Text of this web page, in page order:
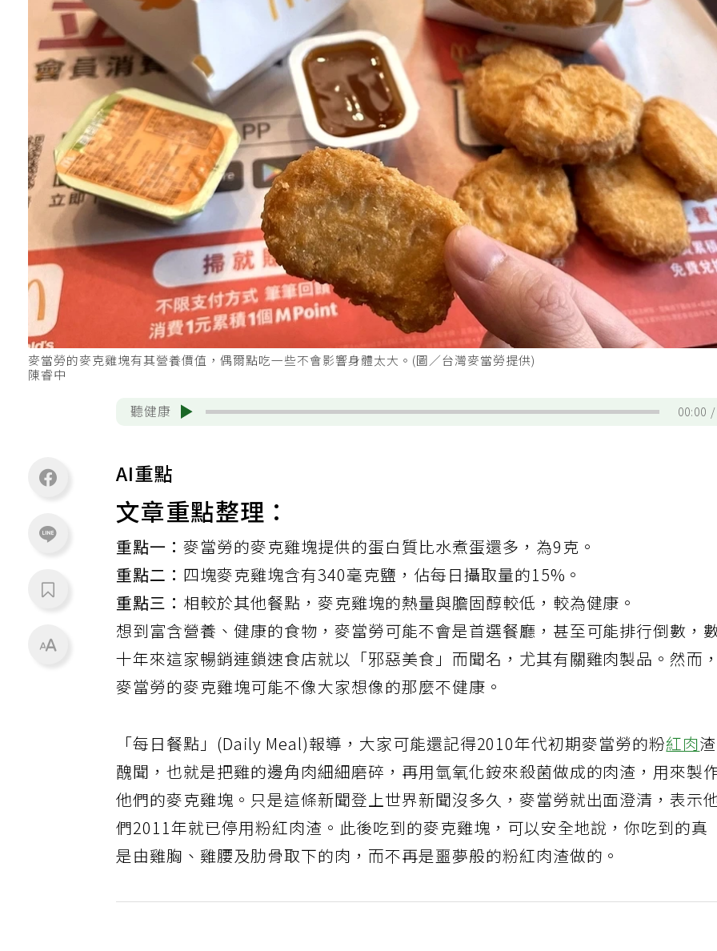
麥當勞的麥克雞塊有其營養價值，偶爾點吃一些不會影響身體太大。(圖／台灣麥當勞提供)
陳睿中
聽健康 00:00
AI重點
文章重點整理：
重點一：麥當勞的麥克雞塊提供的蛋白質比水煮蛋還多，為9克。
重點二： 四塊麥克雞塊含有340毫克鹽，佔每日攝取量的15%。
重點三： 相較於其他餐點，麥克雞塊的熱量與膽固醇較低，較為健康。
想到富含營養、健康的食物，麥當勞可能不會是首選餐廳，甚至可能排行倒數，
十年來這家暢銷連鎖速食店就以「邪惡美食」而聞名，尤其有關雞肉製品。然而，
麥當勞的麥克雞塊可能不像大家想像的那麼不健康。
「每日餐點」(Daily Meal)報導，大家可能還記得2010年代初期麥當勞的粉紅肉渣
醜聞，也就是把雞的邊角肉細細磨碎，再用氫氧化銨來殺菌做成的肉渣，用來製
他們的麥克雞塊。只是這條新聞登上世界新聞沒多久，麥當勞就出面澄清，表示
們2011年就已停用粉紅肉渣。此後吃到的麥克雞塊，可以安全地說，你吃到的真
是由雞胸、雞腰及肋骨取下的肉，而不再是噩夢般的粉紅肉渣做的。